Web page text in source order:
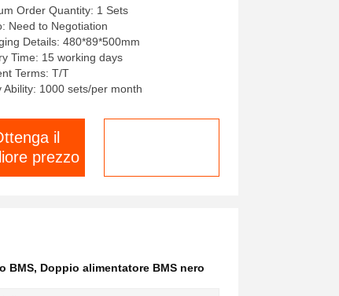
Order Quantity: 1 Sets
Need to Negotiation
Details: 480*89*500mm
Time: 15 working days
Terms: T/T
Ability: 1000 sets/per month
il
prezzo
BMS, Doppio alimentatore BMS nero